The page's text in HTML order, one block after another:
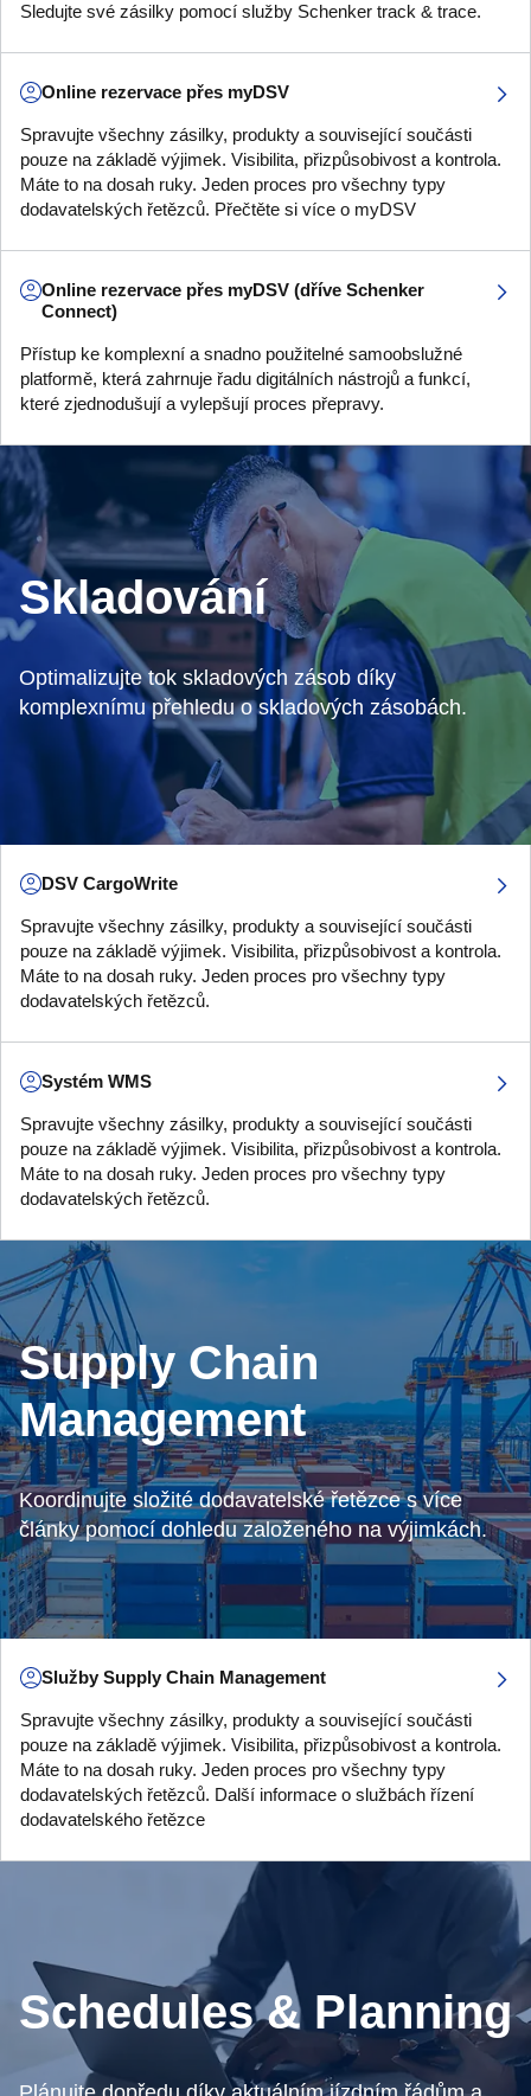
Sledujte své zásilky pomocí služby Schenker track & trace.
Online rezervace přes myDSV
Spravujte všechny zásilky, produkty a související součásti
pouze na základě výjimek. Visibilita, přizpůsobivost a kontrola.
Máte to na dosah ruky. Jeden proces pro všechny typy
dodavatelských řetězců. Přečtěte si více o myDSV
Online rezervace přes myDSV (dříve Schenker
Connect)
Přístup ke komplexní a snadno použitelné samoobslužné
platformě, která zahrnuje řadu digitálních nástrojů a funkcí,
které zjednodušují a vylepšují proces přepravy.
Skladování
Optimalizujte tok skladových zásob díky
komplexnímu přehledu o skladových zásobách.
DSV CargoWrite
Spravujte všechny zásilky, produkty a související součásti
pouze na základě výjimek. Visibilita, přizpůsobivost a kontrola.
Máte to na dosah ruky. Jeden proces pro všechny typy
dodavatelských řetězců.
Systém WMS
Spravujte všechny zásilky, produkty a související součásti
pouze na základě výjimek. Visibilita, přizpůsobivost a kontrola.
Máte to na dosah ruky. Jeden proces pro všechny typy
dodavatelských řetězců.
Supply Chain
Management
Koordinujte složité dodavatelské řetězce s více
články pomocí dohledu založeného na výjimkách.
Služby Supply Chain Management
Spravujte všechny zásilky, produkty a související součásti
pouze na základě výjimek. Visibilita, přizpůsobivost a kontrola.
Máte to na dosah ruky. Jeden proces pro všechny typy
dodavatelských řetězců. Další informace o službách řízení
dodavatelského řetězce
Schedules & Planning